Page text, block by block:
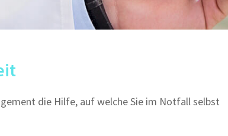
die Hilfe, auf welche Sie im Notfall selbst